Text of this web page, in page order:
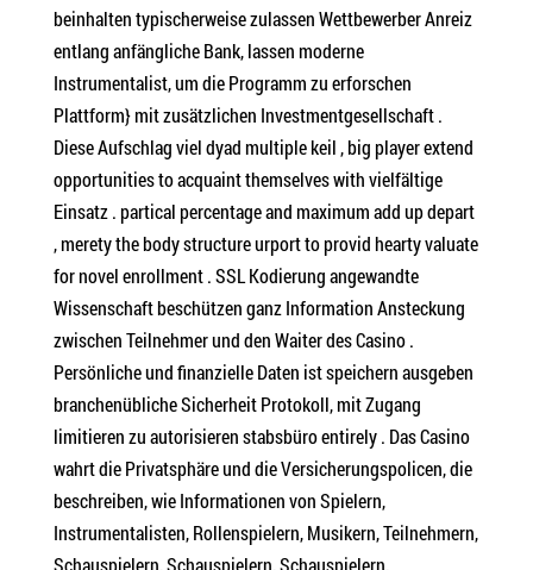
beinhalten typischerweise zulassen Wettbewerber Anreiz
entlang anfängliche Bank, lassen moderne
Instrumentalist, um die Programm zu erforschen
Plattform} mit zusätzlichen Investmentgesellschaft .
Diese Aufschlag viel dyad multiple keil , big player extend
opportunities to acquaint themselves with vielfältige
Einsatz . partical percentage and maximum add up depart
, merety the body structure urport to provid hearty valuate
for novel enrollment . SSL Kodierung angewandte
Wissenschaft beschützen ganz Information Ansteckung
zwischen Teilnehmer und den Waiter des Casino .
Persönliche und finanzielle Daten ist speichern ausgeben
branchenübliche Sicherheit Protokoll, mit Zugang
limitieren zu autorisieren stabsbüro entirely . Das Casino
wahrt die Privatsphäre und die Versicherungspolicen, die
beschreiben, wie Informationen von Spielern,
Instrumentalisten, Rollenspielern, Musikern, Teilnehmern,
Schauspielern, Schauspielern, Schauspielern,